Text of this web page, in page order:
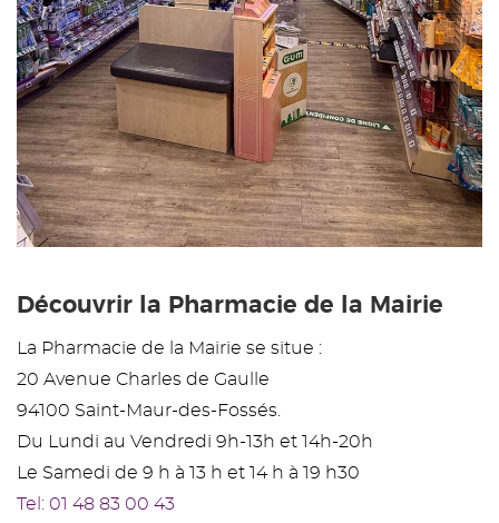
Découvrir la Pharmacie de la Mairie
La Pharmacie de la Mairie se situe :
20 Avenue Charles de Gaulle
94100 Saint-Maur-des-Fossés.
Du Lundi au Vendredi 9h-13h et 14h-20h
Le Samedi de 9 h à 13 h et 14 h à 19 h30
Tel: 01 48 83 00 43